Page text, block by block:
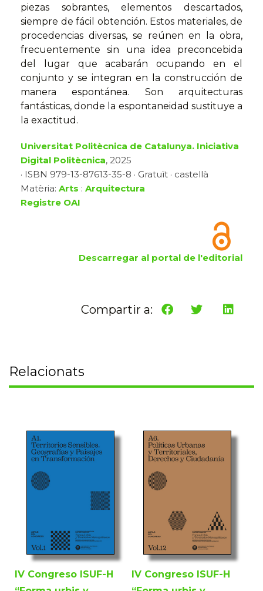
piezas sobrantes, elementos descartados,
siempre de fácil obtención. Estos materiales, de
procedencias diversas, se reúnen en la obra,
frecuentemente sin una idea preconcebida
del lugar que acabarán ocupando en el
conjunto y se integran en la construcción de
manera espontánea. Son arquitecturas
fantásticas, donde la espontaneidad sustituye a
la exactitud.
Universitat Politècnica de Catalunya. Iniciativa
Digital Politècnica, 2025
· ISBN 979-13-87613-35-8 · Gratuït · castellà
Matèria: Arts : Arquitectura
Registre OAI
Descarregar al portal de l'editorial
Compartir a:
Relacionats
IV Congreso ISUF-H
IV Congreso ISUF-H